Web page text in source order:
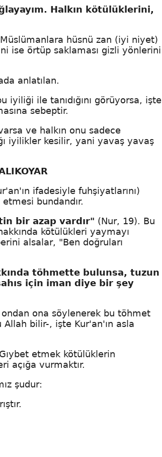
Halkın kötülüklerini,
Müslümanlara hüsnü zan (iyi niyet)
ise örtüp saklaması gizli yönlerini
anlatılan.
iyiliği ile tanıdığını görüyorsa, işte
sebeptir.
ve halkın onu sadece
iyilikler kesilir, yani yavaş yavaş
ifadesiyle fuhşiyatlarını)
bundandır.
bir azap vardır" (Nur, 19). Bu
kötülükleri yaymayı
alsalar, "Ben doğruları
töhmette bulunsa, tuzun
için iman diye bir şey
ona söylenerek bu töhmet
Allah bilir-, işte Kur'an'ın asla
etmek kötülüklerin
açığa vurmaktır.
şudur: